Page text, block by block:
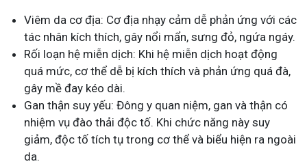
Viêm da cơ địa: Cơ địa nhạy cảm dễ phản ứng với các
tác nhân kích thích, gây nổi mẩn, sưng đỏ, ngứa ngáy.
Rối loạn hệ miễn dịch: Khi hệ miễn dịch hoạt động
quá mức, cơ thể dễ bị kích thích và phản ứng quá đà,
gây mề đay kéo dài.
Gan thận suy yếu: Đông y quan niệm, gan và thận có
nhiệm vụ đào thải độc tố. Khi chức năng này suy
giảm, độc tố tích tụ trong cơ thể và biểu hiện ra ngoài
da.